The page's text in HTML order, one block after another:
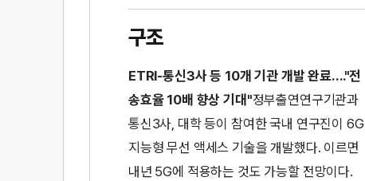
구조
ETRI-통신3사 등 10개 기관 개발 완료…."전
송효율 10배 향상 기대"정부출연연구기관과
통신3사, 대학 등이 참여한 국내 연구진이 6G
지능형 무선 액세스 기술을 개발했다. 이르면
내년 5G에 적용하는 것도 가능할 전망이다.